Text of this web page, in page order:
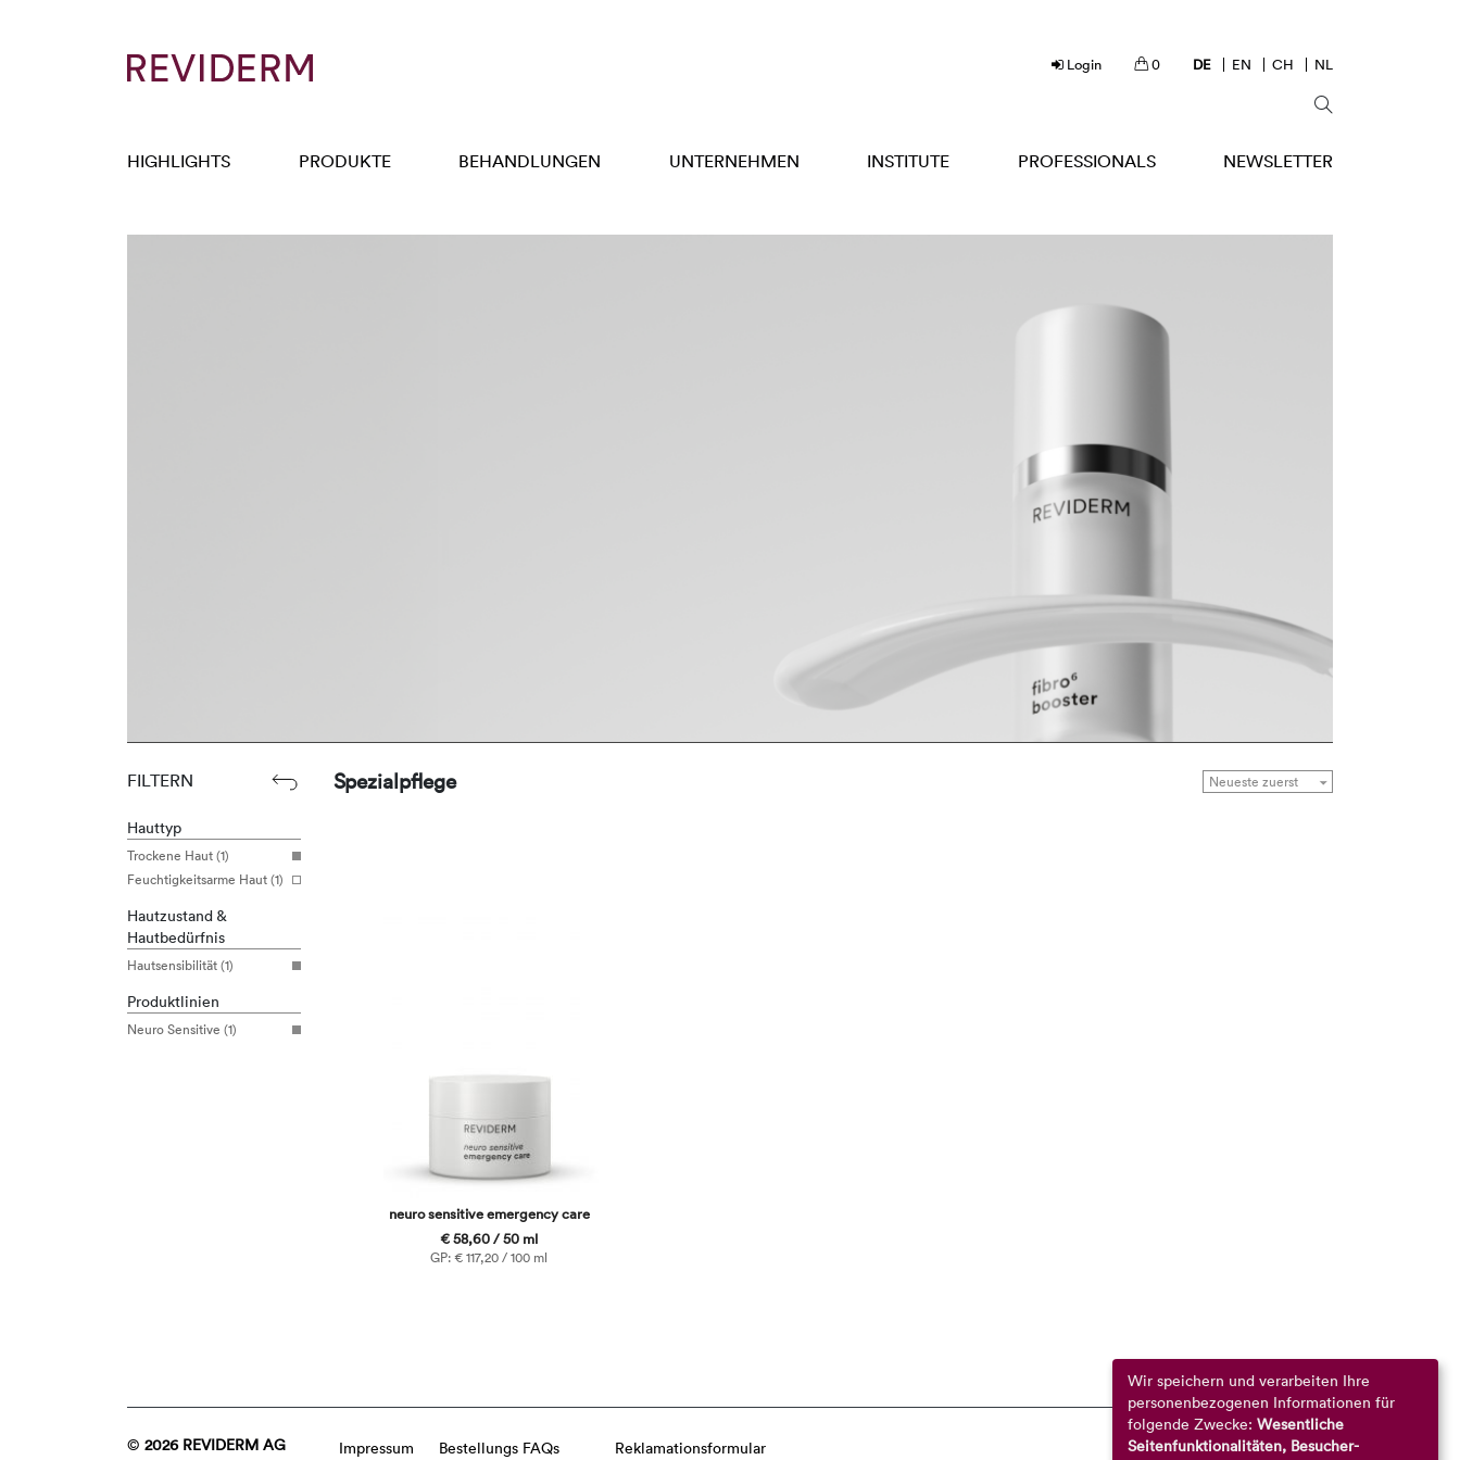
Login 0 DE EN CH NL
HIGHLIGHTS PRODUKTE BEHANDLUNGEN UNTERNEHMEN INSTITUTE PROFESSIONALS NEWSLETTER
FILTERN
Hauttyp
Trockene Haut (1)
Feuchtigkeitsarme Haut (1)
Hautzustand &
Hautbedürfnis
Hautsensibilität (1)
Produktlinien
Neuro Sensitive (1)
Spezialpflege
neuro sensitive emergency care
€ 58,60 / 50 ml
GP: € 117,20 / 100 ml
© 2026 REVIDERM AG Impressum Bestellungs FAQs Reklamationsformular
Wir speichern und verarbeiten Ihre
personenbezogenen Informationen für
folgende Zwecke: Wesentliche
Seitenfunktionalitäten, Besucher-